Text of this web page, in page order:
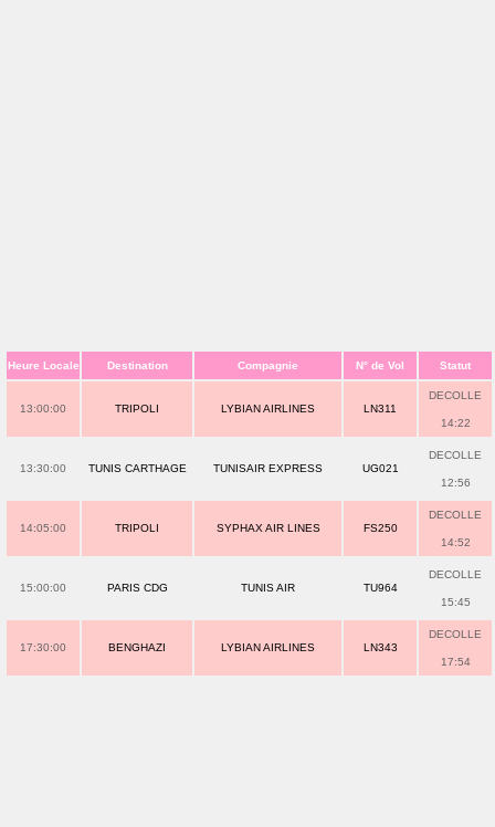
Heure Locale Destination Compagnie N° de Vol Statut
13:00:00 TRIPOLI LYBIAN AIRLINES LN311
DECOLLE
14:22
13:30:00 TUNIS CARTHAGE TUNISAIR EXPRESS UG021
DECOLLE
12:56
14:05:00 TRIPOLI SYPHAX AIR LINES FS250
DECOLLE
14:52
15:00:00 PARIS CDG TUNIS AIR TU964
DECOLLE
15:45
17:30:00 BENGHAZI LYBIAN AIRLINES LN343
DECOLLE
17:54